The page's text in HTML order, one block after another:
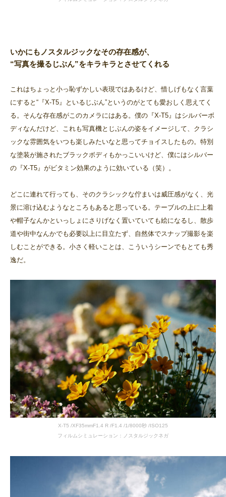
いかにもノスタルジックなその存在感が、
“写真を撮るじぶん”をキラキラとさせてくれる
これはちょっと小っ恥ずかしい表現ではあるけど、惜しげもなく言葉
にすると“『X-T5』といるじぶん”というのがとても愛おしく思えてく
る。そんな存在感がこのカメラにはある。僕の『X-T5』はシルバーボ
ディなんだけど、これも写真機とじぶんの姿をイメージして、クラシ
ックな雰囲気をいつも楽しみたいなと思ってチョイスしたもの。特別
な塗装が施されたブラックボディもかっこいいけど、僕にはシルバー
の『X-T5』がビタミン効果のように効いている（笑）。
どこに連れて行っても、そのクラシックな佇まいは威圧感がなく、光
景に溶け込むようなところもあると思っている。テーブルの上に上着
や帽子なんかといっしょにさりげなく置いていても絵になるし、散歩
道や街中なんかでも必要以上に目立たず、自然体でスナップ撮影を楽
しむことができる。小さく軽いことは、こういうシーンでもとても秀
逸だ。
X-T5 /XF35mmF1.4 R /F1.4 /1/8000秒 /ISO125
フィルムシミュレーション：ノスタルジックネガ